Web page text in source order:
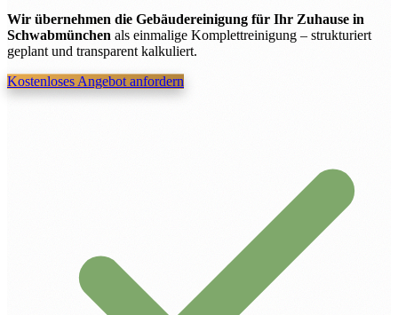
Wir übernehmen die Gebäudereinigung für Ihr Zuhause in
Schwabmünchen als einmalige Komplettreinigung – strukturiert
geplant und transparent kalkuliert.
Kostenloses Angebot anfordern